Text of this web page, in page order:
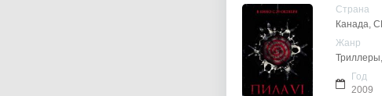
Страна
Канада,
Жанр
Год
2009